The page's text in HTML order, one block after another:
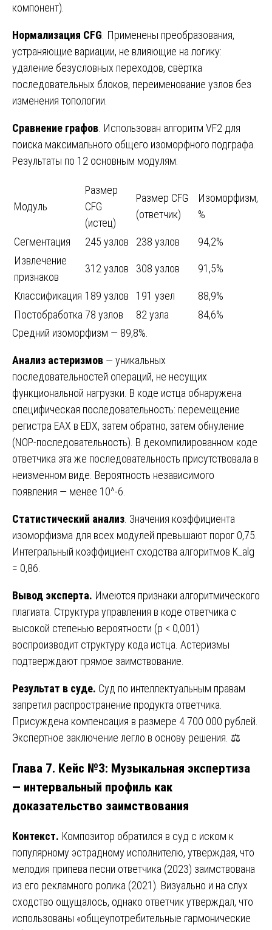
компонент).
Нормализация CFG . Применены преобразования,
устраняющие вариации, не влияющие на логику:
удаление безусловных переходов, свёртка
последовательных блоков, переименование узлов без
изменения топологии.
Сравнение графов . Использован алгоритм VF2 для
поиска максимального общего изоморфного подграфа.
Результаты по 12 основным модулям:
Модуль
Размер
CFG
(истец)
Размер CFG
(ответчик)
Изоморфизм,
%
Сегментация 245 узлов 238 узлов
94,2%
Извлечение
признаков
312 узлов 308 узлов 91,5%
Классификация 189 узлов 191 узел
88,9%
Постобработка 78 узлов 82 узла
84,6%
Средний изоморфизм — 89,8%.
Анализ астеризмов — уникальных
последовательностей операций, не несущих
функциональной нагрузки. В коде истца обнаружена
специфическая последовательность: перемещение
регистра EAX в EDX, затем обратно, затем обнуление
(NOP-последовательность). В декомпилированном коде
ответчика эта же последовательность присутствовала в
неизменном виде. Вероятность независимого
появления — менее 10^-6.
Статистический анализ . Значения коэффициента
изоморфизма для всех модулей превышают порог 0,75.
Интегральный коэффициент сходства алгоритмов K_alg
= 0,86.
Вывод эксперта. Имеются признаки алгоритмического
плагиата. Структура управления в коде ответчика с
высокой степенью вероятности (p < 0,001)
воспроизводит структуру кода истца. Астеризмы
подтверждают прямое заимствование.
Результат в суде. Суд по интеллектуальным правам
запретил распространение продукта ответчика.
Присуждена компенсация в размере 4 700 000 рублей.
Экспертное заключение легло в основу решения. ⚖️
Глава 7. Кейс №3: Музыкальная экспертиза
— интервальный профиль как
доказательство заимствования
Контекст. Композитор обратился в суд с иском к
популярному эстрадному исполнителю, утверждая, что
мелодия припева песни ответчика (2023) заимствована
из его рекламного ролика (2021). Визуально и на слух
сходство ощущалось, однако ответчик утверждал, что
использованы «общеупотребительные гармонические